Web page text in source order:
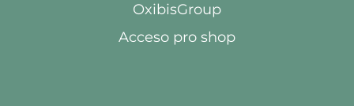
OxibisGroup
Acceso pro shop